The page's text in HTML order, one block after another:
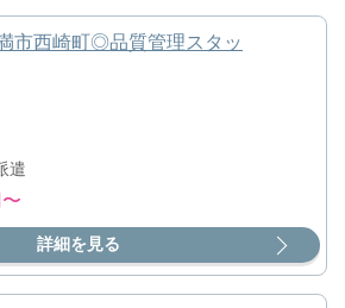
市西崎町◎品質管理スタッ
遣
詳細を見る